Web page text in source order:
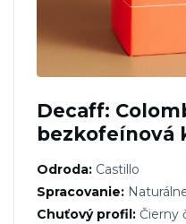
Decaff:
bezkofeínová
Odroda: Castillo
Spracovanie:
Chuťový profil: Čierny